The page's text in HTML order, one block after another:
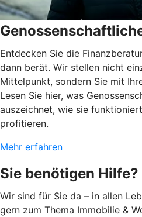
Entdecken Sie die
dann berät. Wir stellen nicht
Mittelpunkt, sondern Sie mit
Lesen Sie hier, was
auszeichnet, wie sie
profitieren.
Mehr erfahren
Sie benötigen Hilfe?
Wir sind für Sie da – in allen
gern zum Thema Immobilie &